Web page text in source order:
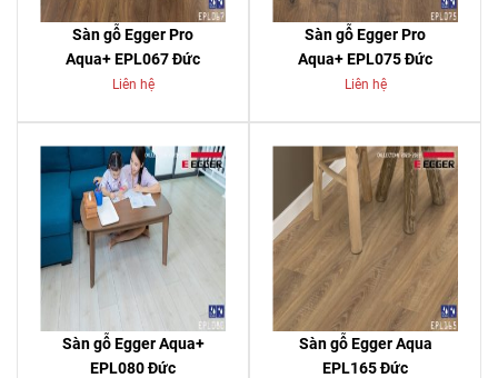
Sàn gỗ Egger Pro
Aqua+ EPL067 Đức
Liên hệ
Sàn gỗ Egger Pro
Aqua+ EPL075 Đức
Liên hệ
Sàn gỗ Egger Aqua+
EPL080 Đức
Sàn gỗ Egger Aqua
EPL165 Đức